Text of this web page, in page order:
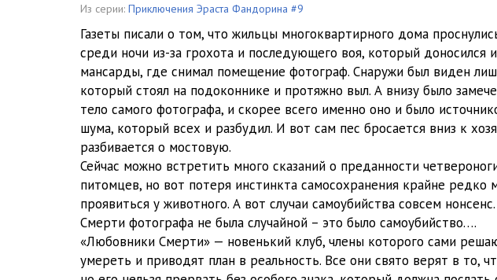
007 - Борис Акунин - Любовница смерти - Наталия и Игорь Князевы
008 - Борис Акунин - Любовница смерти - Наталия и Игорь Князевы
009 - Борис Акунин - Любовница смерти - Наталия и Игорь Князевы
010 - Борис Акунин - Любовница смерти - Наталия и Игорь Князевы
011 - Борис Акунин - Любовница смерти - Наталия и Игорь Князевы
012 - Борис Акунин - Любовница смерти - Наталия и Игорь Князевы
013 - Борис Акунин - Любовница смерти - Наталия и Игорь Князевы
014 - Борис Акунин - Любовница смерти - Наталия и Игорь Князевы
015 - Борис Акунин - Любовница смерти - Наталия и Игорь Князевы
Из серии: Приключения Эраста Фандорина #9
Газеты писали о том, что жильцы многоквартирного дома
среди ночи из-за грохота и последующего воя, который доносился
мансарды, где снимал помещение фотограф. Снаружи был виден
который стоял на подоконнике и протяжно выл. А внизу было
тело самого фотографа, и скорее всего именно оно и было
шума, который всех и разбудил. И вот сам пес бросается вниз к
разбивается о мостовую.
Сейчас можно встретить много сказаний о преданности
питомцев, но вот потеря инстинкта самосохранения крайне редко
проявиться у животного. А вот случаи самоубийства совсем нонсенс.
Смерти фотографа не была случайной – это было самоубийство….
«Любовники Смерти» — новенький клуб, члены которого сами
умереть и приводят план в реальность. Все они свято верят в то,